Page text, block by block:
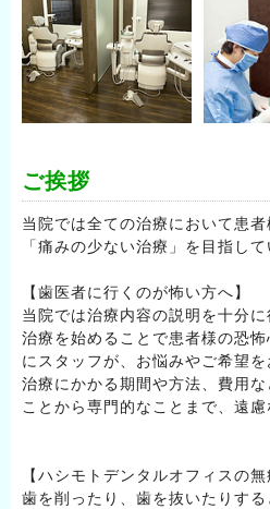
ご挨拶
当院では全ての治療において患
「痛みの少ない治療」を目指して
【歯医者に行くのが怖い方へ】
当院では治療内容の説明を十分
治療を始めることで患者様の恐
にスタッフが、お悩みやご希望を
治療にかかる期間や方法、費用
ことから専門的なことまで、遠慮
【ハシモトデンタルオフィスの無
歯を削ったり、歯を抜いたりす